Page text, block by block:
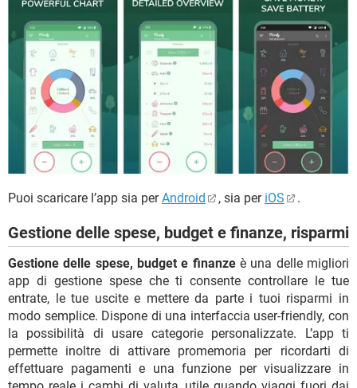
Puoi scaricare l’app sia perAndroid , sia per iOS .
Gestione delle spese, budget e finanze, risparmi
Gestione delle spese, budget e finanzeè una delle migliori
app di gestione spese che ti consente controllare le tue
entrate, le tue uscite e mettere da parte i tuoi risparmi in
modo semplice. Dispone di una interfaccia user-friendly, con
la possibilità di usare categorie personalizzate. L’app ti
permette inoltre di attivare promemoria per ricordarti di
effettuare pagamenti e una funzione per visualizzare in